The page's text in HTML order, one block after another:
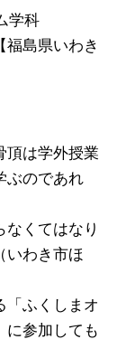
学科
福島県いわき
頂は学外授業
ぶのであれ
なくてはなり
いわき市ほ
「ふくしまオ
に参加しても